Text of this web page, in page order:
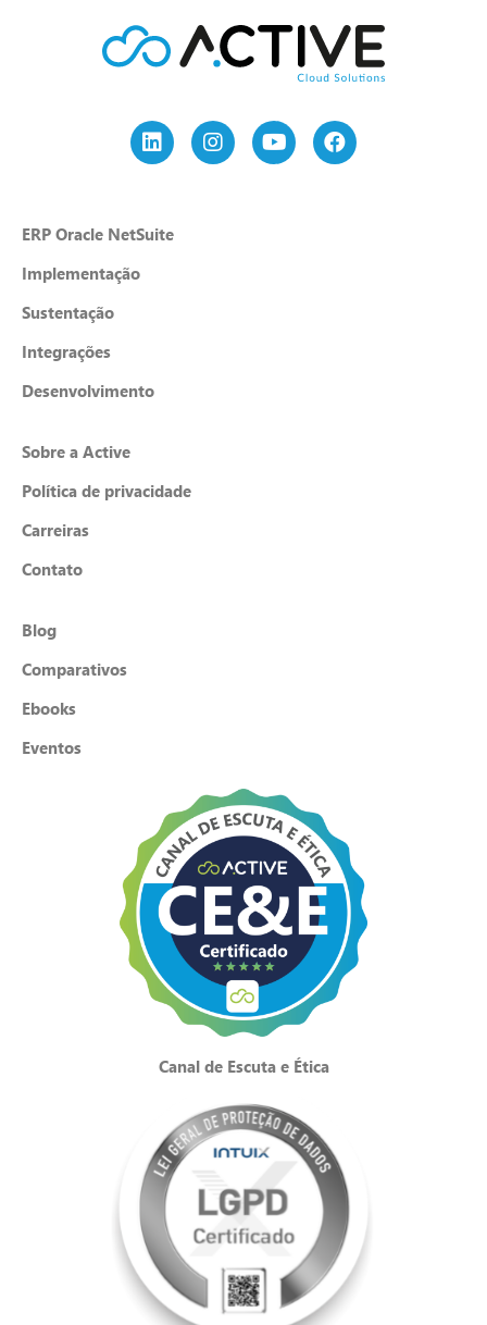
ERP Oracle NetSuite
Implementação
Sustentação
Integrações
Desenvolvimento
Sobre a Active
Política de privacidade
Carreiras
Contato
Blog
Comparativos
Ebooks
Eventos
Canal de Escuta e Ética